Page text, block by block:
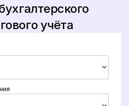
учёта